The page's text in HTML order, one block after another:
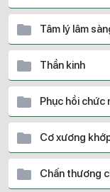
Tâm lý lâm
Thần kinh
Phục hồi chức
Cơ xương
Chấn thương